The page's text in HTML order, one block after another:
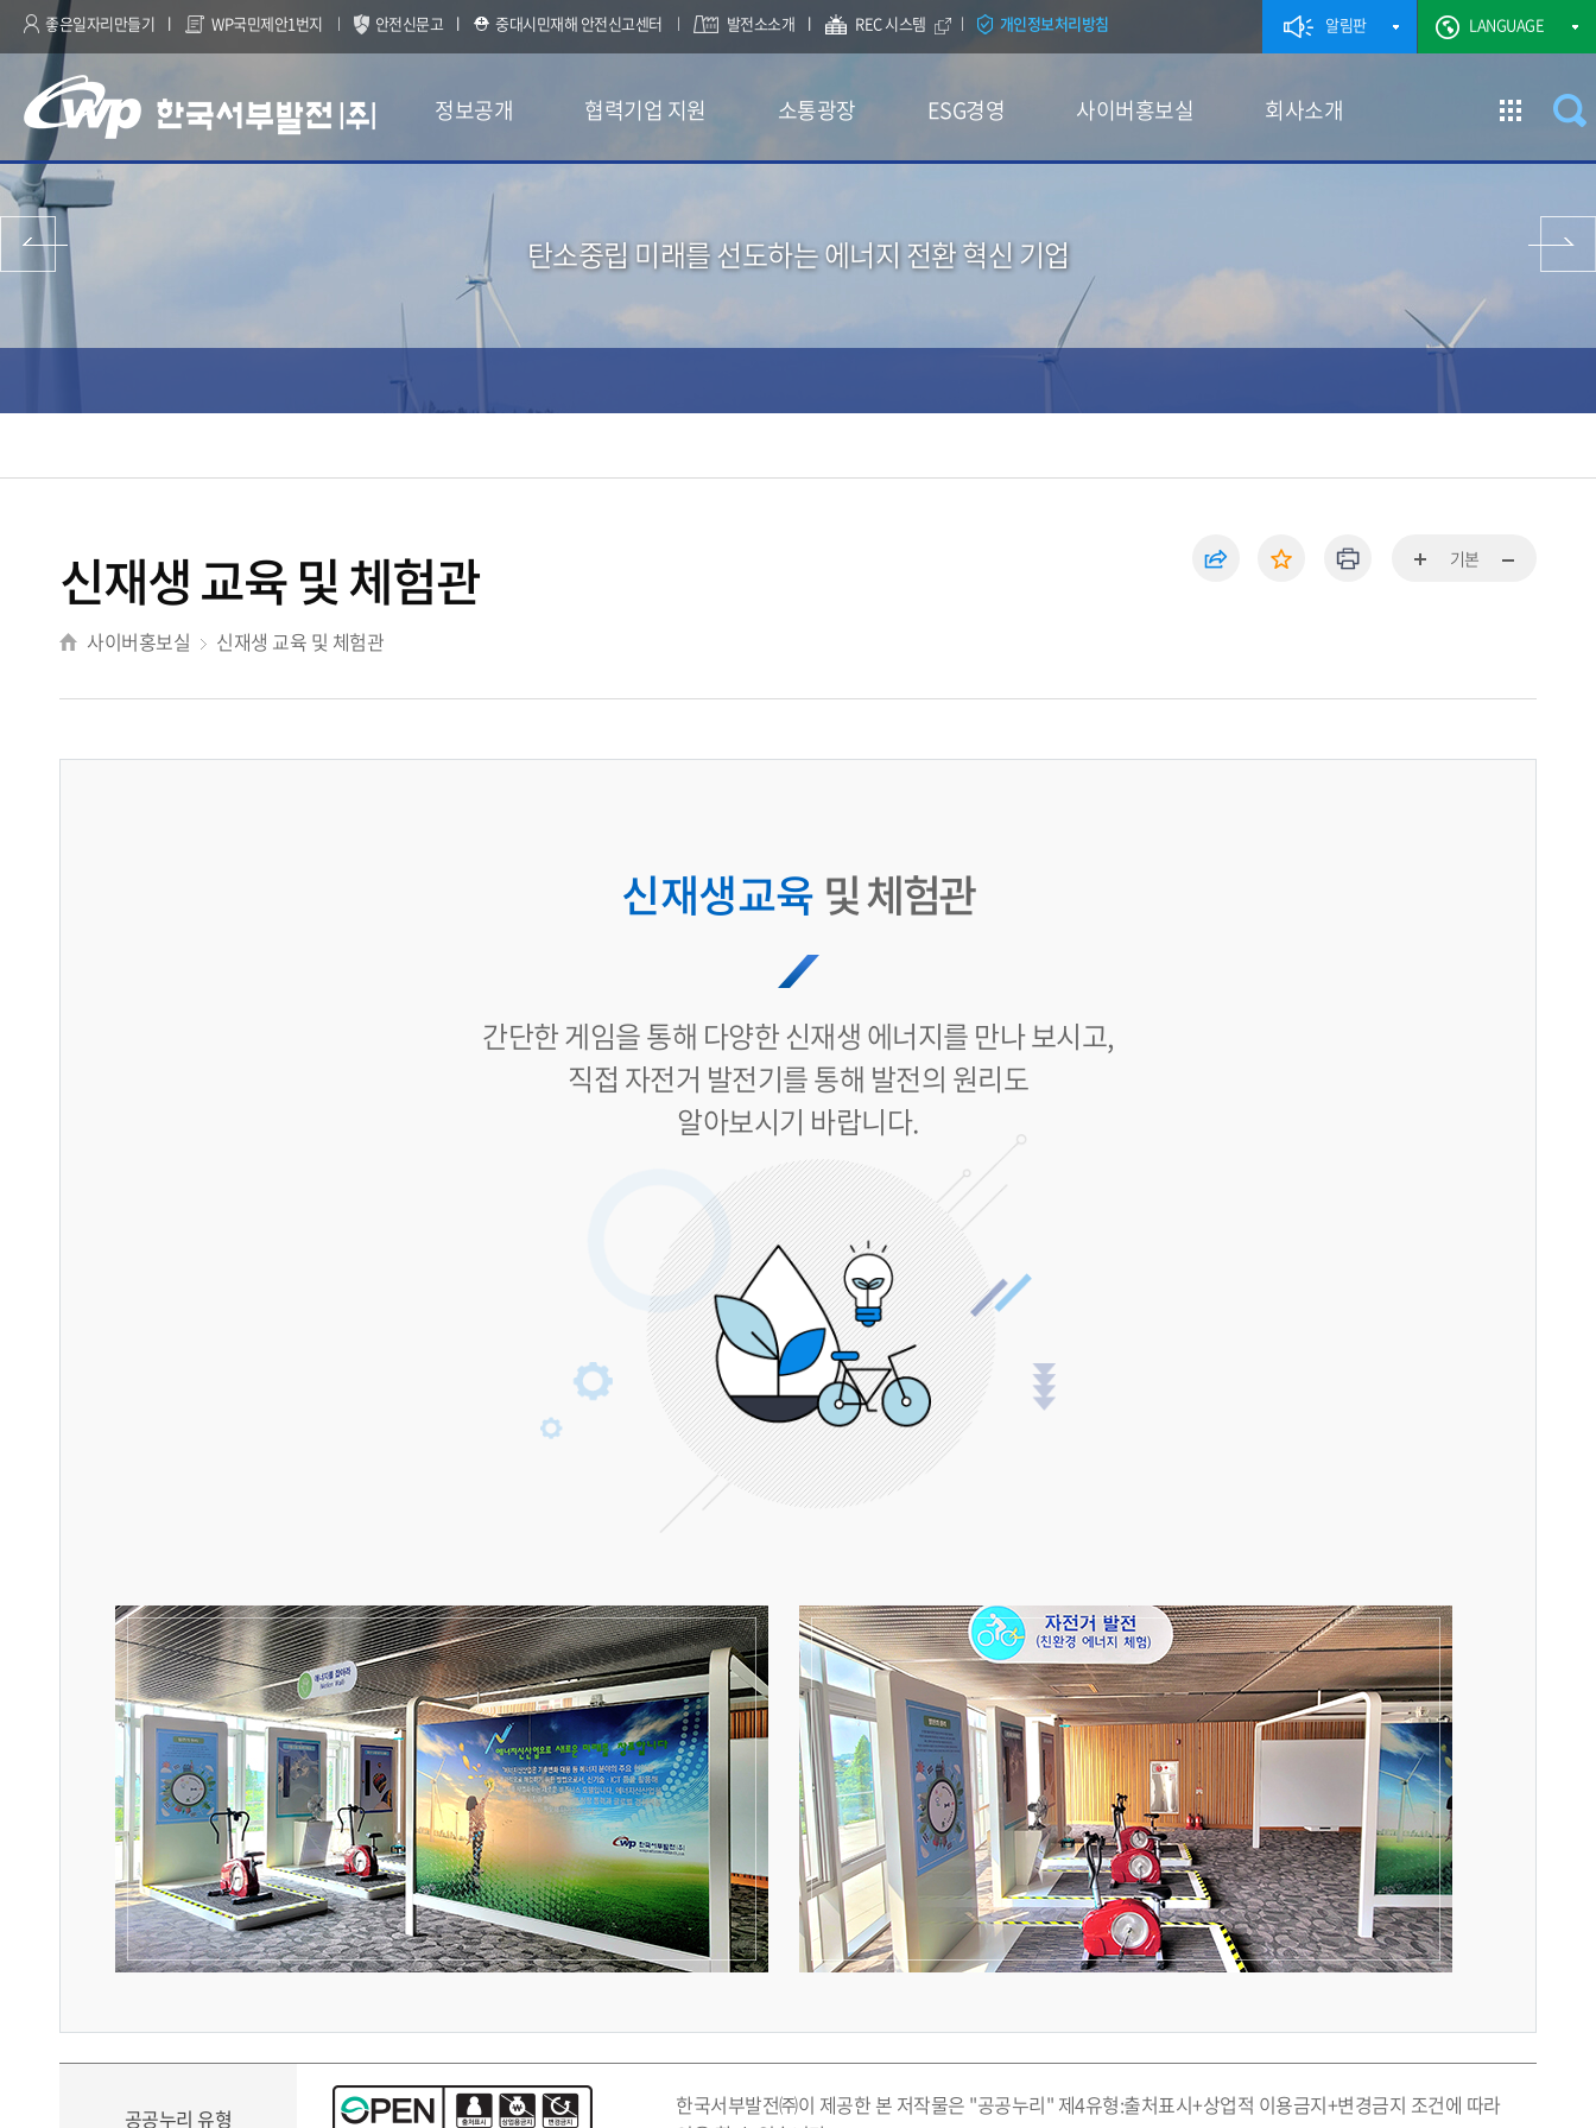
좋은일자리만들기 WP국민제안1번지 안전신문고 중대시민재해 안전신고센터 발전소소개 REC 시스템 개인정보처리방침 알림판 LANGUAGE
정보공개 협력기업 지원 소통광장 ESG경영 사이버홍보실 회사소개
탄소중립 미래를 선도하는 에너지 전환 혁신 기업
기본
신재생 교육 및 체험관
사이버홍보실 신재생 교육 및 체험관
신재생교육 및 체험관
간단한 게임을 통해 다양한 신재생 에너지를 만나 보시고,
직접 자전거 발전기를 통해 발전의 원리도
알아보시기 바랍니다.
공공누리 유형 한국서부발전㈜이 제공한 본 저작물은 "공공누리" 제4유형:출처표시+상업적 이용금지+변경금지 조건에 따라